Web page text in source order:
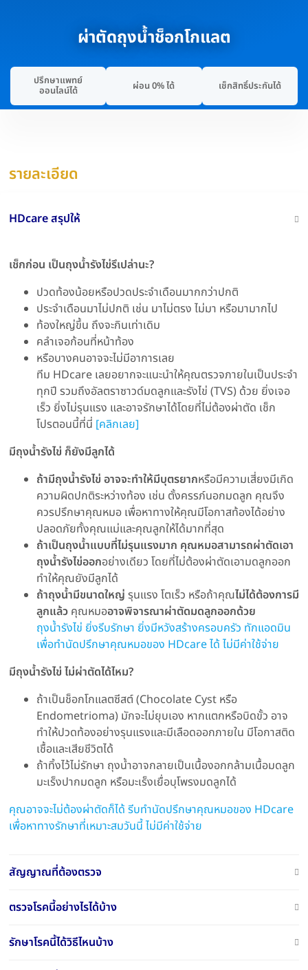
ปรึกษาแพทย์
ออนไลน์ได้ ผ่อน 0% ได้ เช็กสิทธิ์ประกันได้
ผ่าตัดถุงน้ำช็อกโกแลต
รายละเอียด
HDcare สรุปให้
เช็กก่อน เป็นถุงน้ำรังไข่รึเปล่านะ?
ปวดท้องน้อยหรือปวดประจำเดือนมากกว่าปกติ
ประจำเดือนมาไม่ปกติ เช่น มาไม่ตรง ไม่มา หรือมามากไป
ท้องใหญ่ขึ้น ถึงจะกินเท่าเดิม
คลำเจอก้อนที่หน้าท้อง
หรือบางคนอาจจะไม่มีอาการเลย
ทีม HDcare เลยอยากจะแนะนำให้คุณตรวจภายในเป็นประจำ
ทุกปี รวมถึงอัลตราซาวด์มดลูกและรังไข่ (TVS) ด้วย ยิ่งเจอ
เร็ว ยิ่งไม่รุนแรง และอาจรักษาได้โดยที่ไม่ต้องผ่าตัด เช็ก
โปรตอนนี้ที่นี่ [คลิกเลย]
มีถุงน้ำรังไข่ ก็ยังมีลูกได้
ถ้ามีถุงน้ำรังไข่ อาจจะทำให้มีบุตรยากหรือมีความเสี่ยงมีเกิด
ความผิดปกติระหว่างท้อง เช่น ตั้งครรภ์นอกมดลูก คุณจึง
ควรปรึกษาคุณหมอ เพื่อหาทางให้คุณมีโอกาสท้องได้อย่าง
ปลอดภัยทั้งคุณแม่และคุณลูกให้ได้มากที่สุด
ถ้าเป็นถุงน้ำแบบที่ไม่รุนแรงมาก คุณหมอสามารถผ่าตัดเอา
ถุงน้ำรังไข่ออกอย่างเดียว โดยที่ไม่ต้องผ่าตัดเอามดลูกออก
ทำให้คุณยังมีลูกได้
ถ้าถุงน้ำมีขนาดใหญ่ รุนแรง โตเร็ว หรือถ้าคุณไม่ได้ต้องการมี
ลูกแล้ว คุณหมออาจพิจารณาผ่าตัดมดลูกออกด้วย
ถุงน้ำรังไข่ ยิ่งรีบรักษา ยิ่งมีหวังสร้างครอบครัว ทักแอดมิน
เพื่อทำนัดปรึกษาคุณหมอของ HDcare ได้ ไม่มีค่าใช้จ่าย
มีถุงน้ำรังไข่ ไม่ผ่าตัดได้ไหม?
ถ้าเป็นช็อกโกแลตซีสต์ (Chocolate Cyst หรือ
Endometrioma) มักจะไม่ยุบเอง หากแตกหรือบิดขั้ว อาจ
ทำให้ปวดท้องอย่างรุนแรงและมีเลือดออกภายใน มีโอกาสติด
เชื้อและเสียชีวิตได้
ถ้าทิ้งไว้ไม่รักษา ถุงน้ำอาจกลายเป็นเนื้องอกกล้ามเนื้อมดลูก
มะเร็งปากมดลูก หรือมะเร็งเยื่อบุโพรงมดลูกได้
คุณอาจจะไม่ต้องผ่าตัดก็ได้ รีบทำนัดปรึกษาคุณหมอของ HDcare
เพื่อหาทางรักษาที่เหมาะสมวันนี้ ไม่มีค่าใช้จ่าย
สัญญาณที่ต้องตรวจ
ตรวจโรคนี้อย่างไรได้บ้าง
รักษาโรคนี้ได้วิธีไหนบ้าง